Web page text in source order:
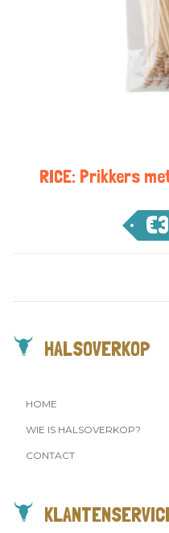
RICE: Prikkers
€
HALSOVERKOP
HOME
WIE IS HALSOVERKOP?
CONTACT